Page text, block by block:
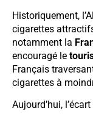
Historiquement,
cigarettes
notamment la
encouragé le
Français
cigarettes à
Aujourd’hui,